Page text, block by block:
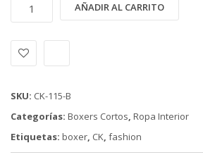
CALVIN
(CK-
115-
cantidad
AÑADIR AL CARRITO
SKU: CK-115-B
Categorías: Boxers Cortos, Ropa Interior
Etiquetas: boxer, CK, fashion